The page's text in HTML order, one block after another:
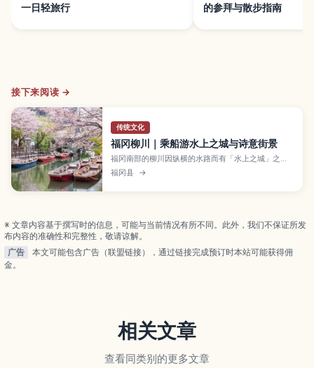
一日轻旅行
的参拜与散步指南
接下来阅读 →
传统文化
福冈柳川｜乘船游水上之城与诗意街景
福冈南部的柳川因纵横的水路而有「水上之城」之
称，最有名的体验是乘坐屋形船缓缓顺流而下。本文
将介绍川下游船的亮点、与诗人北原白秋有关的景
点、柳川名物鳗鱼蒸笼饭、古城下町的散步路线以及
福冈县 →
※ 文章内容基于撰写时的信息，可能与当前情况有所不同。此外，我们不保证所发
布内容的准确性和完整性，敬请谅解。
广告
本文可能包含广告（联盟链接），通过链接完成预订时本站可能获得佣
金。
相关文章
查看同类别的更多文章